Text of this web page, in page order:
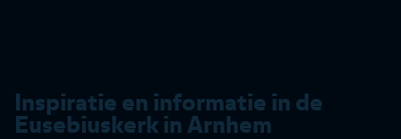
Inspiratie en informatie in de
Eusebiuskerk in Arnhem